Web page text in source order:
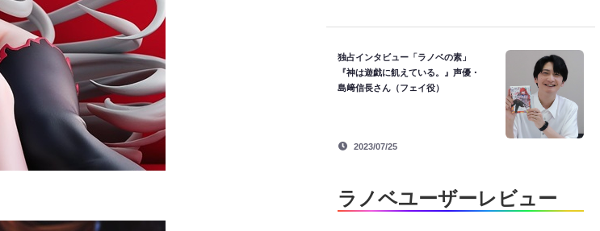
独占インタビュー「ラノベの素」
『神は遊戯に飢えている。』声優・
島﨑信長さん（フェイ役）
2023/07/25
ラノベユーザーレビュー